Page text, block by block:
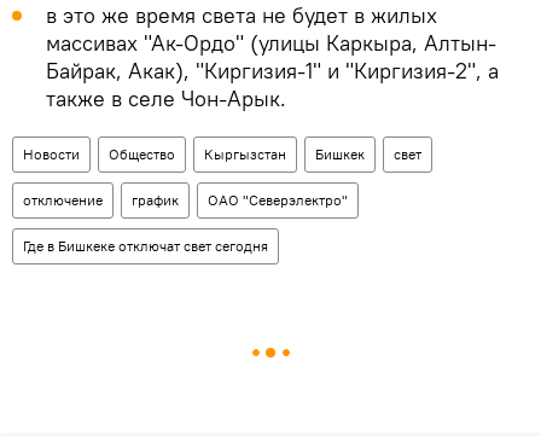
в это же время света не будет в жилых
массивах "Ак-Ордо" (улицы Каркыра, Алтын-
Байрак, Акак), "Киргизия-1" и "Киргизия-2", а
также в селе Чон-Арык.
Новости Общество Кыргызстан Бишкек свет
отключение график ОАО "Северэлектро"
Где в Бишкеке отключат свет сегодня